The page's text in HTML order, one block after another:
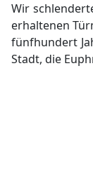
Wir
erhaltenen
fünfhundert
Stadt, die